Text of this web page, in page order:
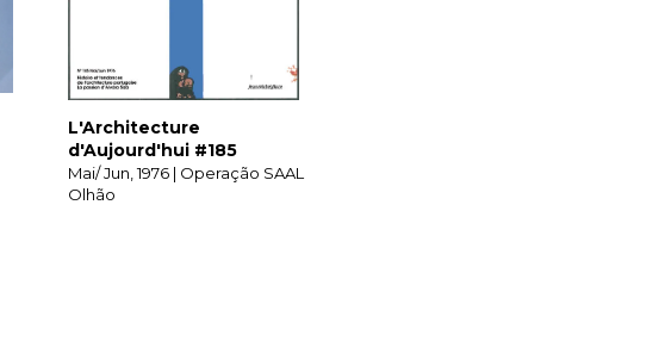
L'Architecture
d'Aujourd'hui #185
Mai/ Jun, 1976 | Operação SAAL
Olhão